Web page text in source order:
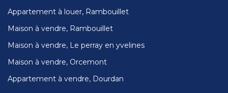
Appartement à louer, Rambouillet
Maison à vendre, Rambouillet
Maison à vendre, Le perray en yvelines
Maison à vendre, Orcemont
Appartement à vendre, Dourdan